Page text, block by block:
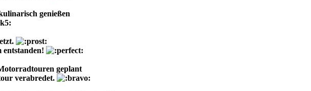
genießen
entstanden!
geplant
verabredet.